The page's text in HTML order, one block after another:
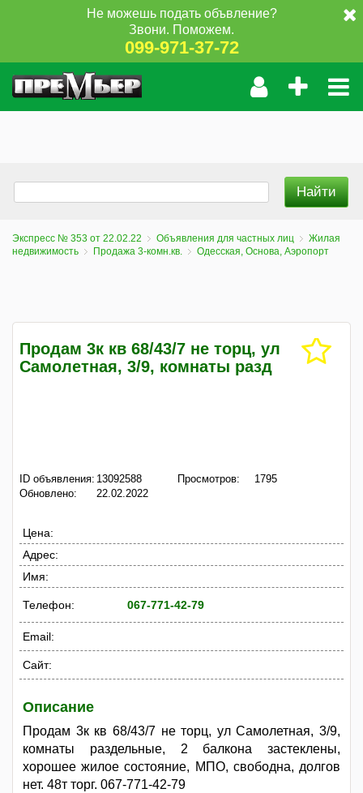
Не можешь подать объвление?
Звони. Поможем.
099-971-37-72
Экспресс № 353 от 22.02.22 Объявления для частных лиц
Жилая
недвижимость
Продажа 3-комн.кв. Одесская, Основа, Аэропорт
Продам 3к кв 68/43/7 не торц, ул
Самолетная, 3/9, комнаты разд
ID объявления: 13092588
Обновлено:
22.02.2022
Просмотров: 1795
Цена:
Адрес:
Имя:
Телефон: 067-771-42-79
Email:
Сайт:
Описание
Продам 3к кв 68/43/7 не торц, ул Самолетная, 3/9,
комнаты раздельные, 2 балкона застеклены,
хорошее жилое состояние, МПО, свободна, долгов
нет. 48т торг. 067-771-42-79